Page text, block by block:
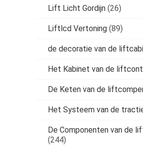
Lift Licht Gordijn (26)
Liftlcd Vertoning (89)
de decoratie van de
Het Kabinet van de
De Keten van de
Het Systeem van de
De Componenten van de
(244)